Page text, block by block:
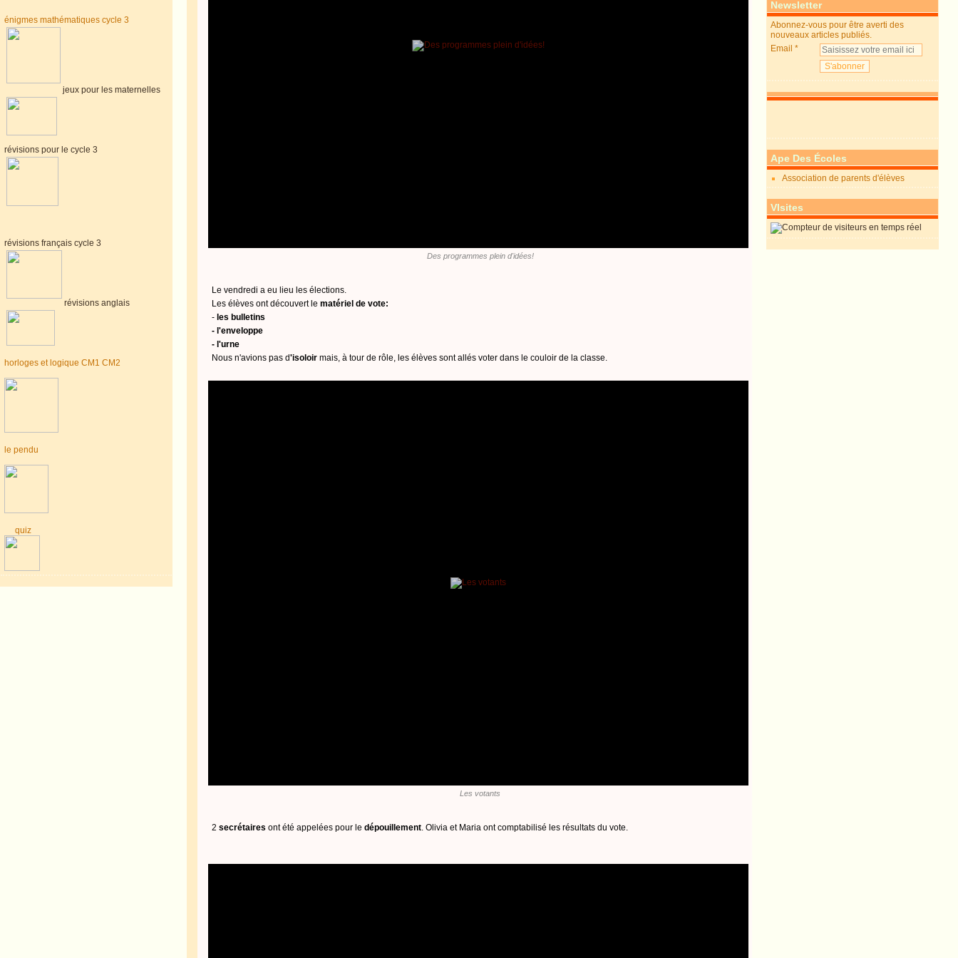
énigmes mathématiques cycle 3
jeux pour les maternelles
révisions pour le cycle 3
révisions français cycle 3
révisions anglais
horloges et logique CM1 CM2
le pendu
quiz
Des programmes plein d'idées!
Le vendredi a eu lieu les élections.
Les élèves ont découvert lematériel de vote:
- les bulletins
- l'enveloppe
- l'urne
Nous n'avions pas d'isoloirmais, à tour de rôle, les élèves sont allés voter dans le couloir de la classe.
Les votants
2secrétairesont été appelées pour ledépouillement. Olivia et Maria ont comptabilisé les résultats du vote.
Newsletter
Abonnez-vous pour être averti des
nouveaux articles publiés.
Email
Ape Des Écoles
Association de parents d'élèves
VIsites